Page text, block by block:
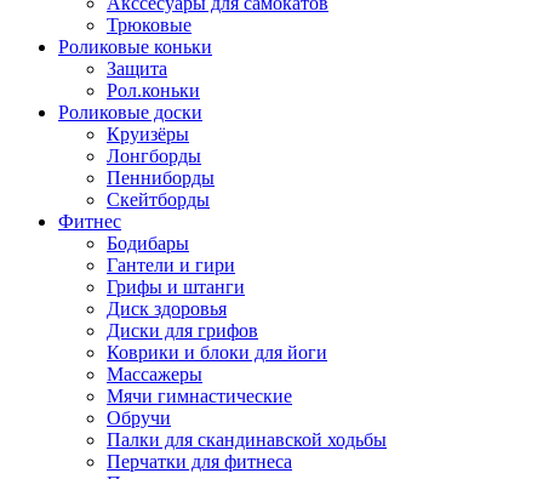
Трюковые
Роликовые коньки
Защита
Рол.коньки
Роликовые доски
Круизёры
Лонгборды
Пенниборды
Скейтборды
Фитнес
Бодибары
Гантели и гири
Грифы и штанги
Диск здоровья
Диски для грифов
Коврики и блоки для йоги
Массажеры
Мячи гимнастические
Обручи
Палки для скандинавской ходьбы
Перчатки для фитнеса